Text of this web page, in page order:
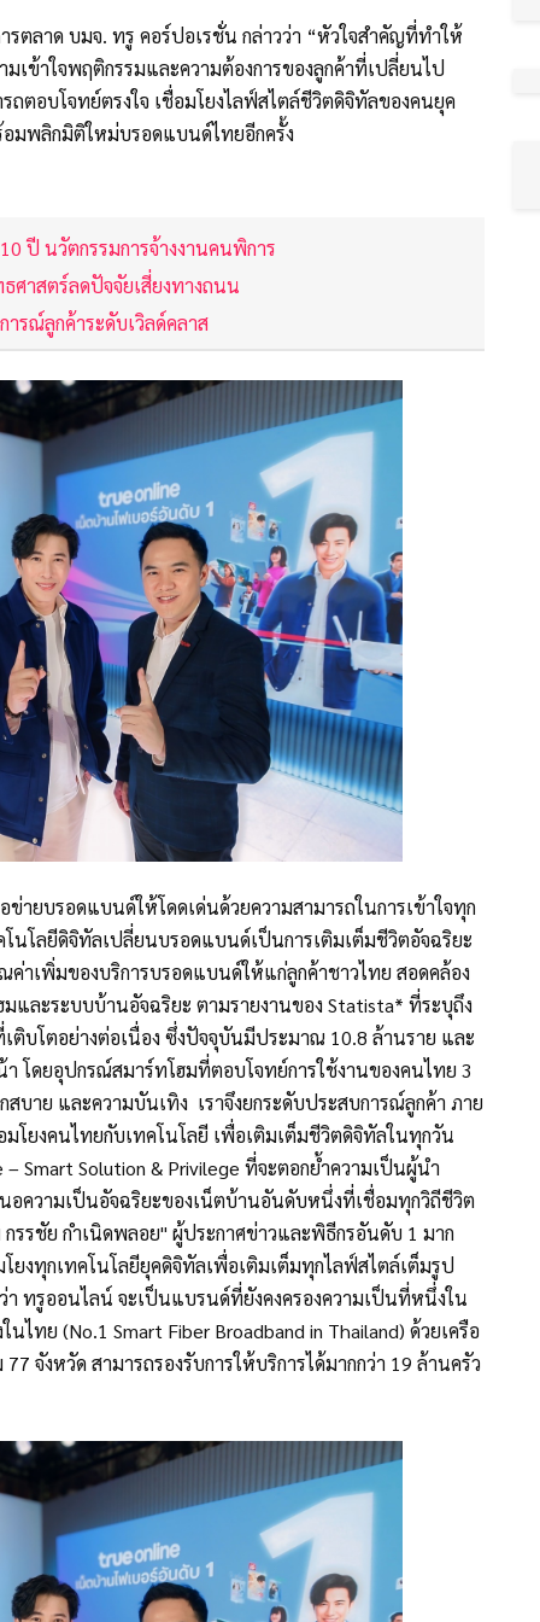
ลาด บมจ. ทรู คอร์ปอเรชั่น กล่าวว่า “หัวใจสำคัญที่ทำให้
เข้าใจพฤติกรรมและความต้องการของลูกค้าที่เปลี่ยนไป
ตอบโจทย์ตรงใจ เชื่อมโยงไลฟ์สไตล์ชีวิตดิจิทัลของคนยุค
มพลิกมิติใหม่บรอดแบนด์ไทยอีกครั้ง
ปี นวัตกรรมการจ้างงานคนพิการ
ศาสตร์ลดปัจจัยเสี่ยงทางถนน
ารณ์ลูกค้าระดับเวิลด์คลาส
ายบรอดแบนด์ให้โดดเด่นด้วยความสามารถในการเข้าใจทุก
โนโลยีดิจิทัลเปลี่ยนบรอดแบนด์เป็นการเติมเต็มชีวิตอัจฉริยะ
าเพิ่มของบริการบรอดแบนด์ให้แก่ลูกค้าชาวไทย สอดคล้อง
ละระบบบ้านอัจฉริยะ ตามรายงานของ Statista* ที่ระบุถึง
บโตอย่างต่อเนื่อง ซึ่งปัจจุบันมีประมาณ 10.8 ล้านราย และ
โดยอุปกรณ์สมาร์ทโฮมที่ตอบโจทย์การใช้งานของคนไทย 3
าย และความบันเทิง เราจึงยกระดับประสบการณ์ลูกค้า ภาย
มโยงคนไทยกับเทคโนโลยี เพื่อเติมเต็มชีวิตดิจิทัลในทุกวัน
Smart Solution & Privilege ที่จะตอกย้ำความเป็นผู้นำ
อความเป็นอัจฉริยะของเน็ตบ้านอันดับหนึ่งที่เชื่อมทุกวิถีชีวิต
รรชัย กำเนิดพลอย" ผู้ประกาศข่าวและพิธีกรอันดับ 1 มาก
งทุกเทคโนโลยียุคดิจิทัลเพื่อเติมเต็มทุกไลฟ์สไตล์เต็มรูป
า ทรูออนไลน์ จะเป็นแบรนด์ที่ยังคงครองความเป็นที่หนึ่งใน
ทย (No.1 Smart Fiber Broadband in Thailand) ด้วยเครือ
จังหวัด สามารถรองรับการให้บริการได้มากกว่า 19 ล้านครัว